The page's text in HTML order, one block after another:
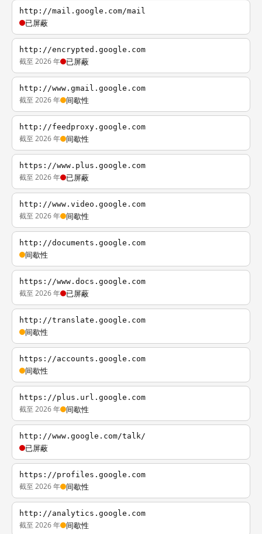
http://mail.google.com/mail
已屏蔽
http://encrypted.google.com
截至 2026 年 已屏蔽
http://www.gmail.google.com
截至 2026 年 间歇性
http://feedproxy.google.com
截至 2026 年 间歇性
https://www.plus.google.com
截至 2026 年 已屏蔽
http://www.video.google.com
截至 2026 年 间歇性
http://documents.google.com
间歇性
https://www.docs.google.com
截至 2026 年 已屏蔽
http://translate.google.com
间歇性
https://accounts.google.com
间歇性
https://plus.url.google.com
截至 2026 年 间歇性
http://www.google.com/talk/
已屏蔽
https://profiles.google.com
截至 2026 年 间歇性
http://analytics.google.com
截至 2026 年 间歇性